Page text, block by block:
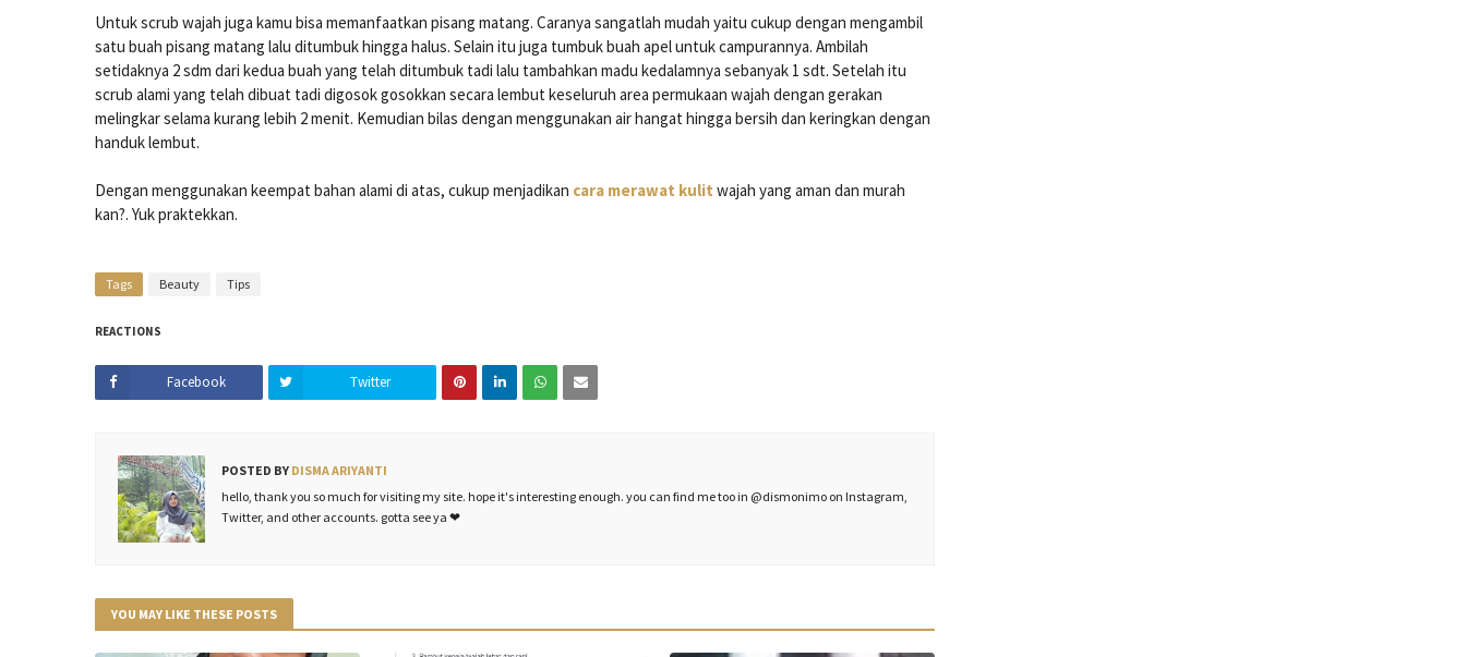
Untuk scrub wajah juga kamu bisa memanfaatkan pisang matang. Caranya sangatlah mudah yaitu cukup dengan mengambil
satu buah pisang matang lalu ditumbuk hingga halus. Selain itu juga tumbuk buah apel untuk campurannya. Ambilah
setidaknya 2 sdm dari kedua buah yang telah ditumbuk tadi lalu tambahkan madu kedalamnya sebanyak 1 sdt. Setelah itu
scrub alami yang telah dibuat tadi digosok gosokkan secara lembut keseluruh area permukaan wajah dengan gerakan
melingkar selama kurang lebih 2 menit. Kemudian bilas dengan menggunakan air hangat hingga bersih dan keringkan dengan
handuk lembut.
Dengan menggunakan keempat bahan alami di atas, cukup menjadikan cara merawat kulit wajah yang aman dan murah
kan?. Yuk praktekkan.
Tags Beauty Tips
REACTIONS
Facebook Twitter
POSTED BY DISMA ARIYANTI
hello, thank you so much for visiting my site. hope it's interesting enough. you can find me too in @dismonimo on Instagram,
Twitter, and other accounts. gotta see ya ❤
YOU MAY LIKE THESE POSTS